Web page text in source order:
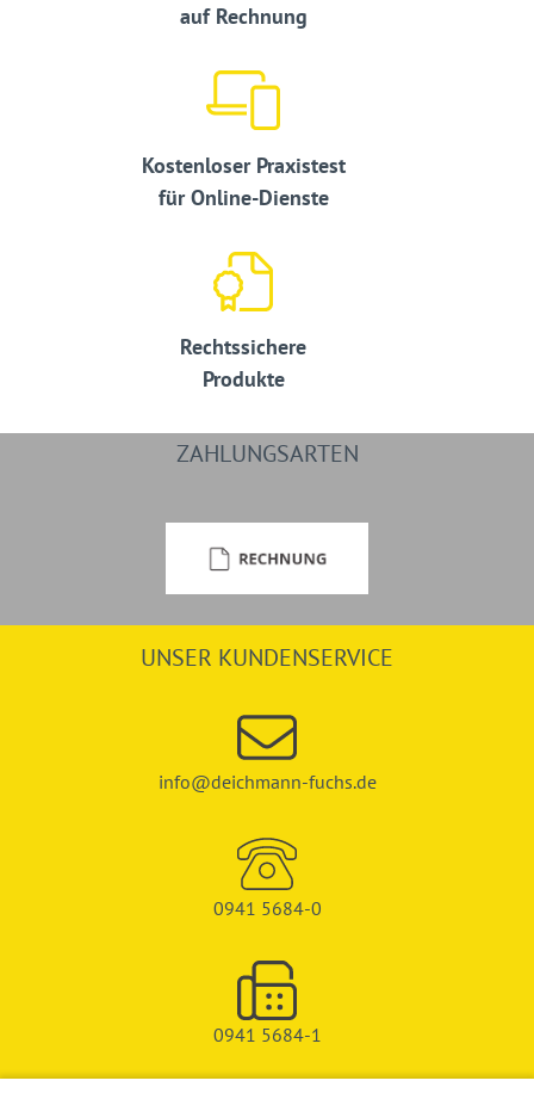
auf Rechnung
Kostenloser Praxistest
für Online-Dienste
Rechtssichere
Produkte
ZAHLUNGSARTEN
UNSER KUNDENSERVICE
info@deichmann-fuchs.de
0941 5684-0
0941 5684-1